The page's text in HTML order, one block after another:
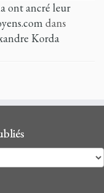
ont ancré leur
dans
Korda